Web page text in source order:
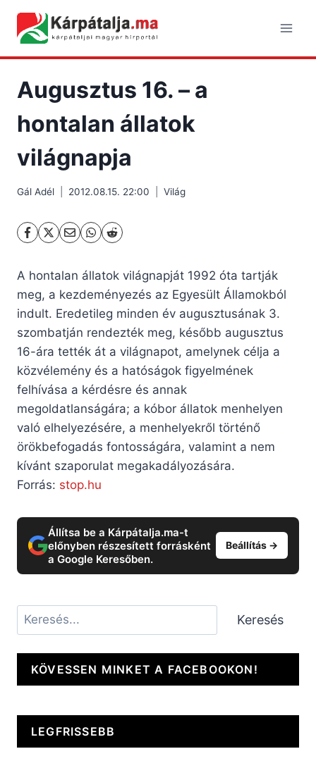
content
Augusztus 16. – a
hontalan állatok
világnapja
Gál Adél 2012.08.15. 22:00 Világ
A hontalan állatok világnapját 1992 óta tartják
meg, a kezdeményezés az Egyesült Államokból
indult. Eredetileg minden év augusztusának 3.
szombatján rendezték meg, később augusztus
16-ára tették át a világnapot, amelynek célja a
közvélemény és a hatóságok figyelmének
felhívása a kérdésre és annak
megoldatlanságára; a kóbor állatok menhelyen
való elhelyezésére, a menhelyekről történő
örökbefogadás fontosságára, valamint a nem
kívánt szaporulat megakadályozására.
Forrás: stop.hu
Állítsa be a Kárpátalja.ma-t
előnyben részesített forrásként
a Google Keresőben.
Beállítás →
Keresés Keresés
KÖVESSEN MINKET A FACEBOOKON!
LEGFRISSEBB